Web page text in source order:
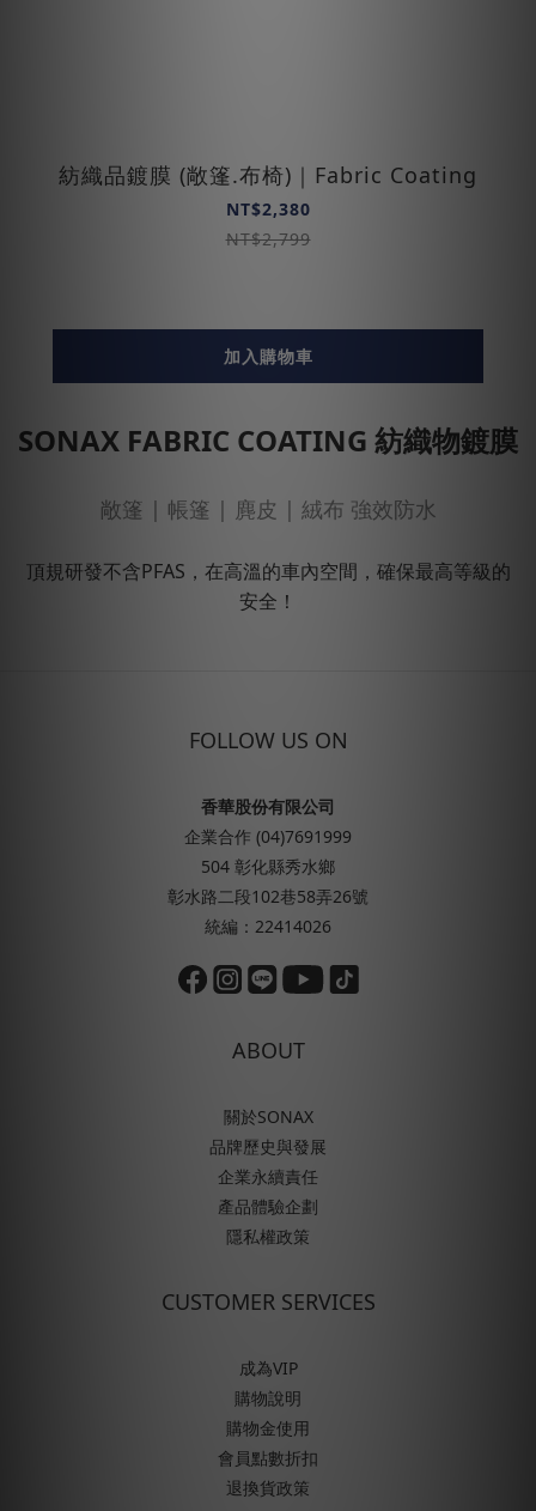
紡織品鍍膜 (敞篷.布椅)｜Fabric Coating
NT$2,380
NT$2,799
加入購物車
SONAX FABRIC COATING 紡織物鍍膜
敞篷 | 帳篷 | 麂皮 | 絨布 強效防水
頂規研發不含PFAS，在高溫的車內空間，確保最高等級的
安全！
FOLLOW US ON
香華股份有限公司
企業合作 (04)7691999
504 彰化縣秀水鄉
彰水路二段102巷58弄26號
統編：22414026
ABOUT
關於SONAX
品牌歷史與發展
企業永續責任
產品體驗企劃
隱私權政策
CUSTOMER SERVICES
成為VIP
購物說明
購物金使用
會員點數折扣
退換貨政策